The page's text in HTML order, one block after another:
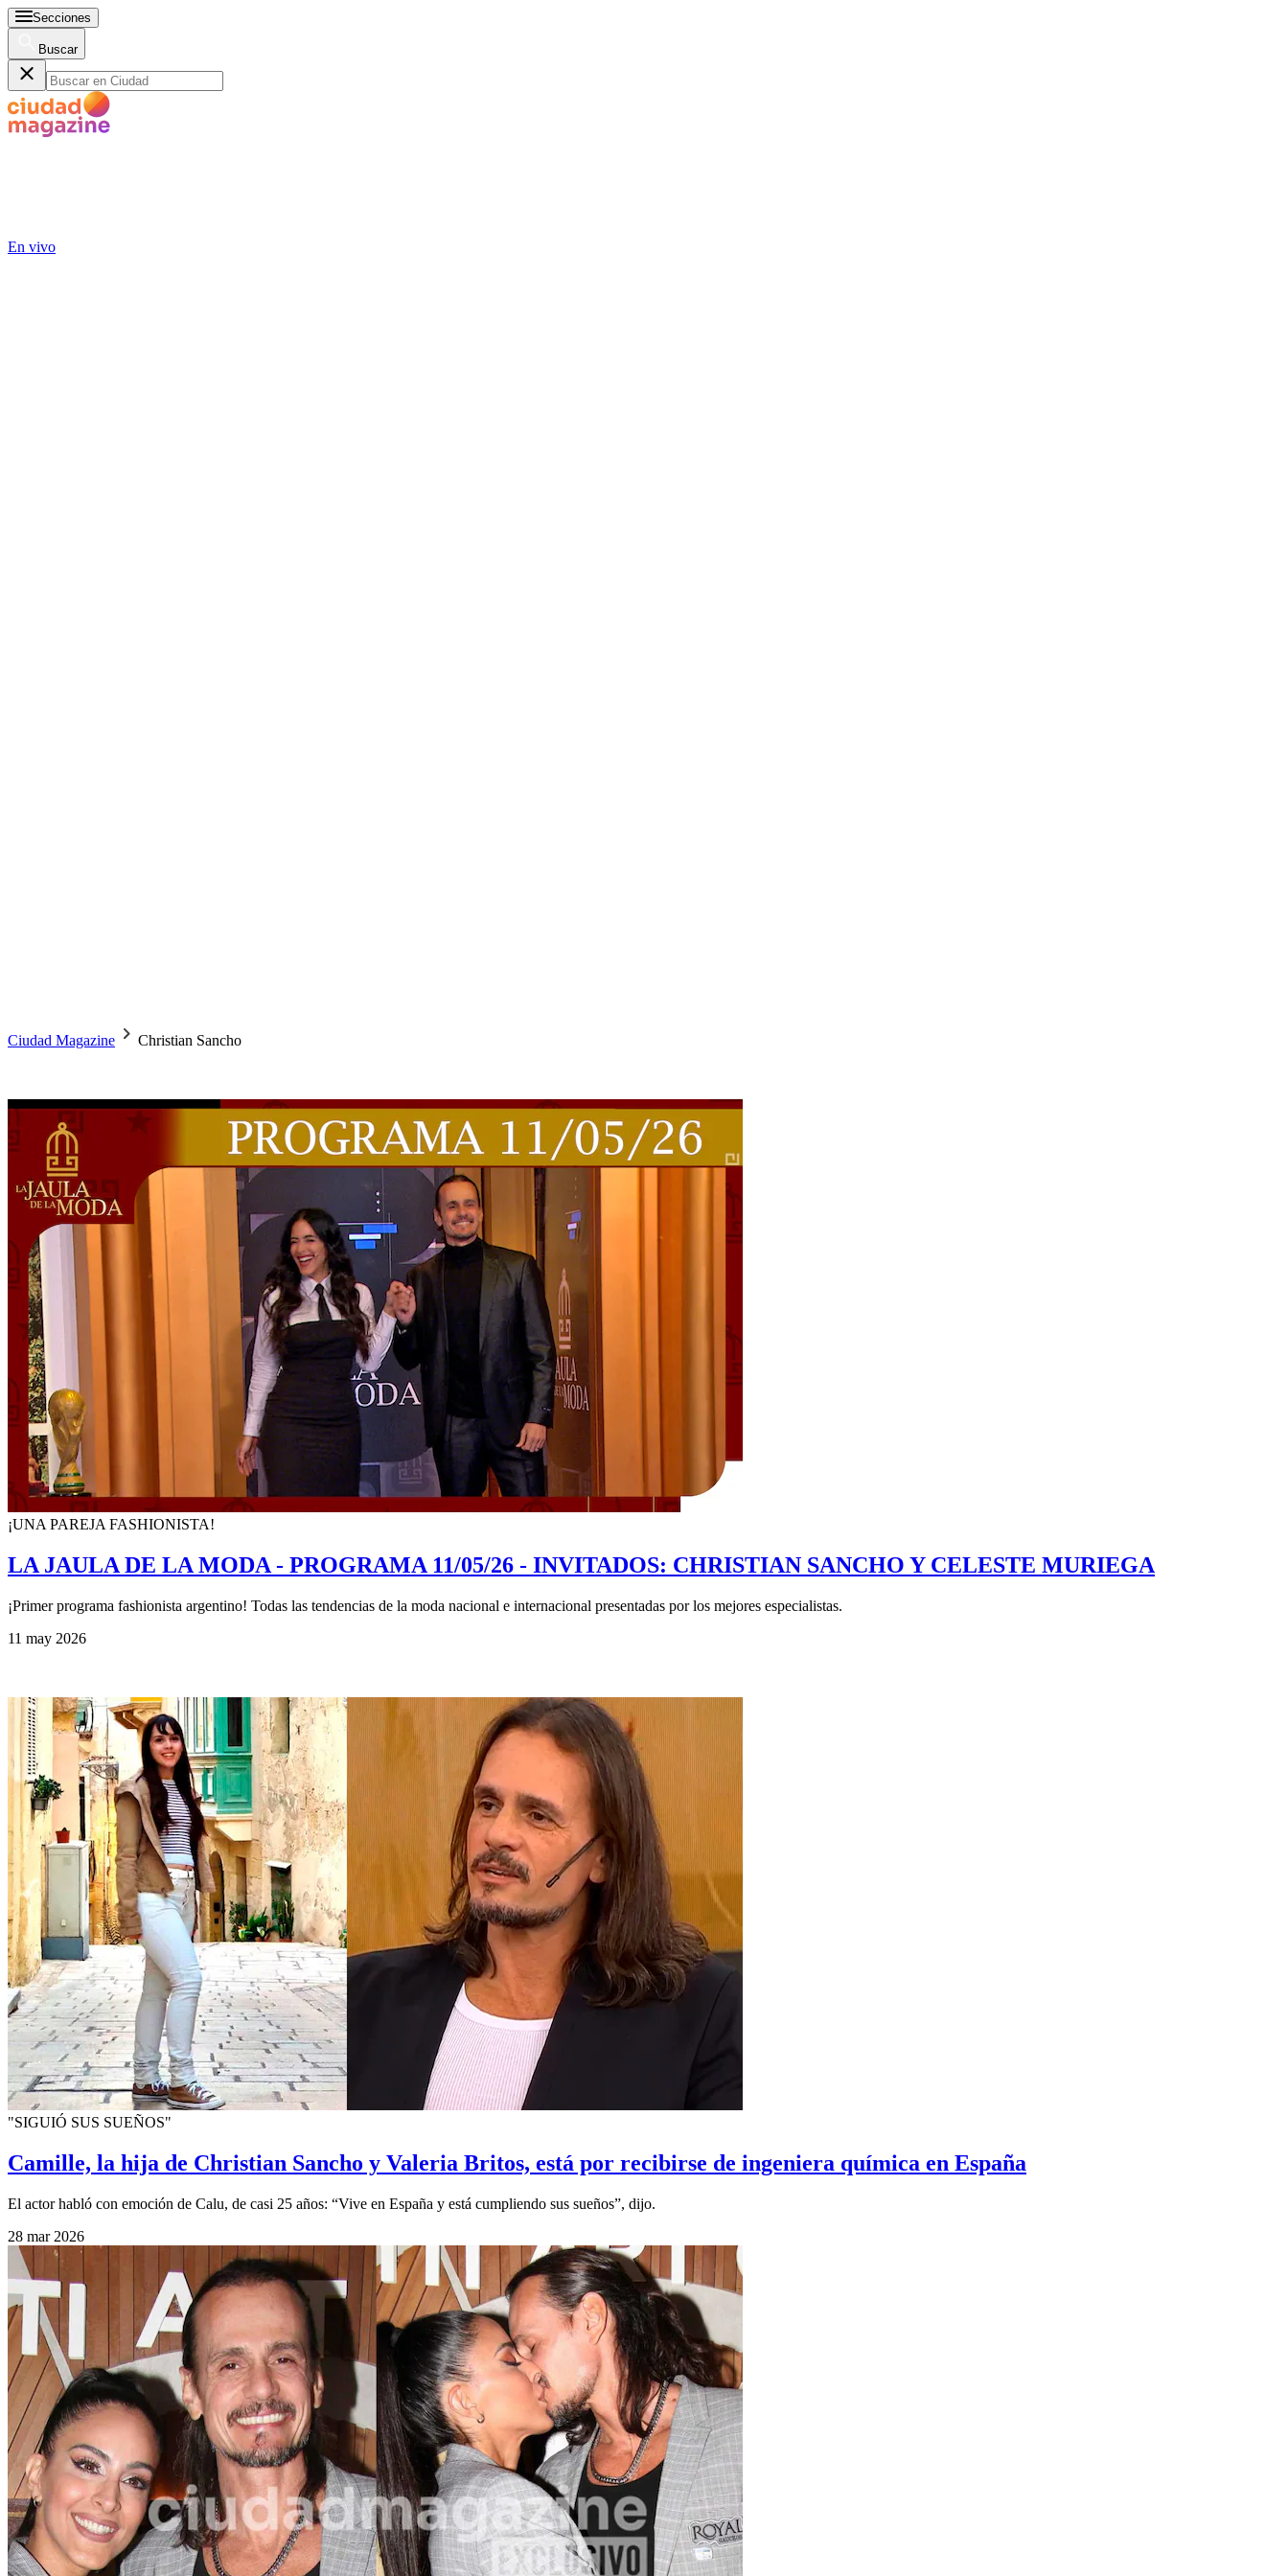
Secciones
Buscar
En vivo
Ciudad Magazine Christian Sancho
¡UNA PAREJA FASHIONISTA!
LA JAULA DE LA MODA - PROGRAMA 11/05/26 - INVITADOS: CHRISTIAN SANCHO Y CELESTE MURIEGA
¡Primer programa fashionista argentino! Todas las tendencias de la moda nacional e internacional presentadas por los mejores especialistas.
11 may 2026
"SIGUIÓ SUS SUEÑOS"
Camille, la hija de Christian Sancho y Valeria Britos, está por recibirse de ingeniera química en España
El actor habló con emoción de Calu, de casi 25 años: “Vive en España y está cumpliendo sus sueños”, dijo.
28 mar 2026